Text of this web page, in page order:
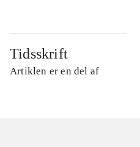
Tidsskrift
Artiklen er en del af